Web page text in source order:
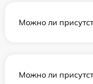
Можно ли
Можно ли